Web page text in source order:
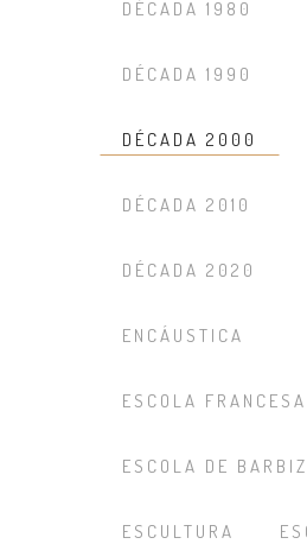
DÉCADA 1980
DÉCADA 1990
DÉCADA 2000
DÉCADA 2010
DÉCADA 2020
ENCÁUSTICA
ESCOLA FRANCESA
ESCOLA DE
ESCULTURA